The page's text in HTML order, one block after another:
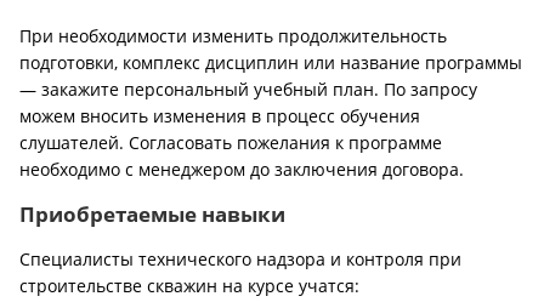
При необходимости изменить продолжительность
подготовки, комплекс дисциплин или название программы
— закажите персональный учебный план. По запросу
можем вносить изменения в процесс обучения
слушателей. Согласовать пожелания к программе
необходимо с менеджером до заключения договора.
Приобретаемые навыки
Специалисты технического надзора и контроля при
строительстве скважин на курсе учатся: